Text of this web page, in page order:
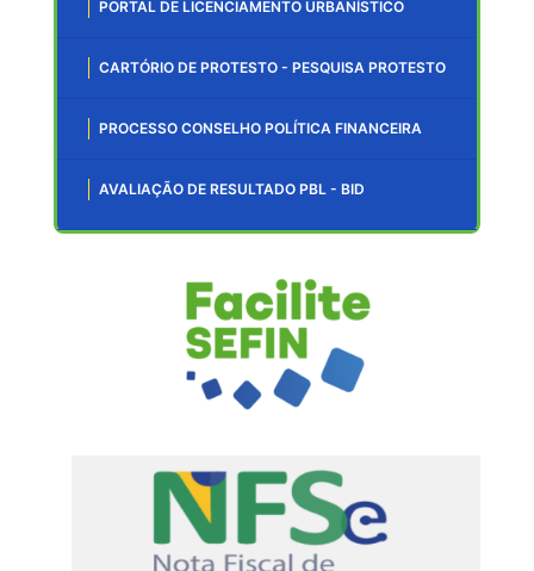
PORTAL DE LICENCIAMENTO URBANÍSTICO
CARTÓRIO DE PROTESTO - PESQUISA PROTESTO
PROCESSO CONSELHO POLÍTICA FINANCEIRA
AVALIAÇÃO DE RESULTADO PBL - BID